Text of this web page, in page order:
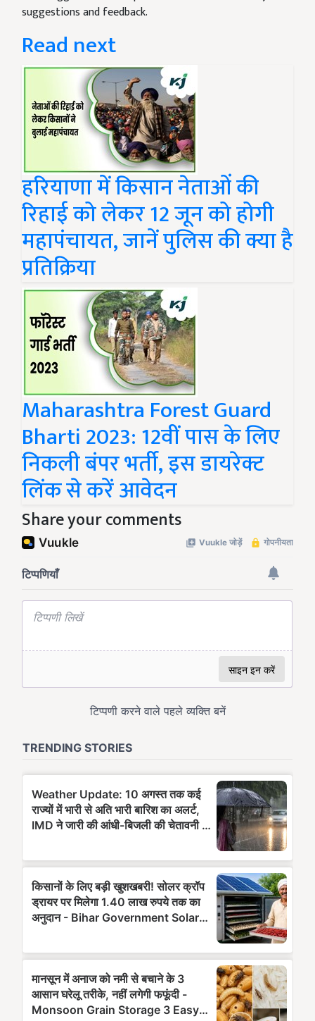
suggestions and feedback.
Read next
हरियाणा में किसान नेताओं की
रिहाई को लेकर 12 जून को होगी
महापंचायत, जानें पुलिस की क्या है
प्रतिक्रिया
Maharashtra Forest Guard
Bharti 2023: 12वीं पास के लिए
निकली बंपर भर्ती, इस डायरेक्ट
लिंक से करें आवेदन
Share your comments